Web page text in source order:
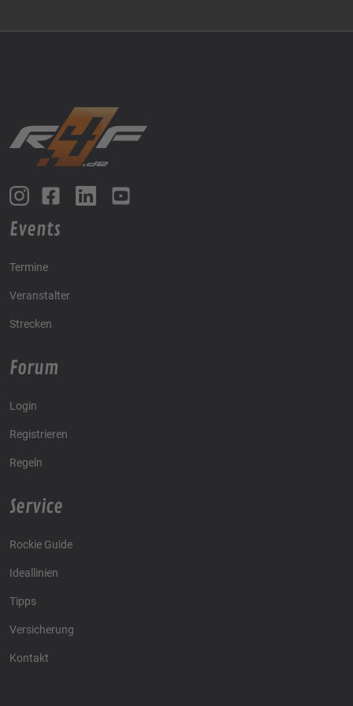
Events
Termine
Veranstalter
Strecken
Forum
Login
Registrieren
Regeln
Service
Rockie Guide
Ideallinien
Tipps
Versicherung
Kontakt